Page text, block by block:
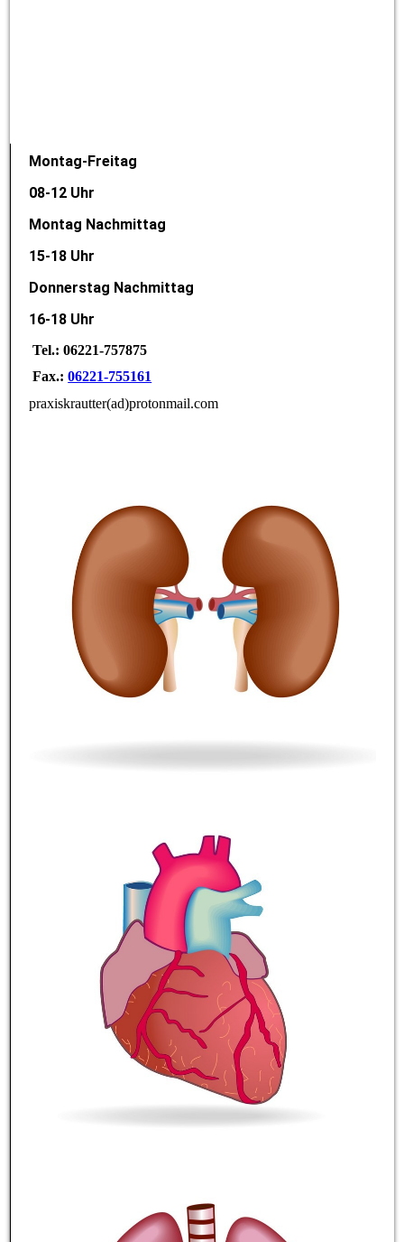
Montag-Freitag
08-12 Uhr
Montag Nachmittag
15-18 Uhr
Donnerstag Nachmittag
16-18 Uhr
Tel.: 06221-757875
Fax.:06221-755161
praxiskrautter(ad)protonmail.com